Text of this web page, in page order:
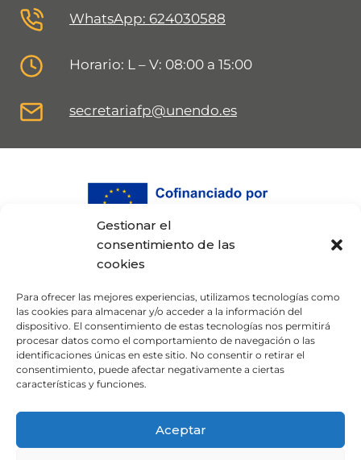
Gestionar el
consentimiento de las
cookies
Para ofrecer las mejores experiencias, utilizamos tecnologías como
las cookies para almacenar y/o acceder a la información del
dispositivo. El consentimiento de estas tecnologías nos permitirá
procesar datos como el comportamiento de navegación o las
identificaciones únicas en este sitio. No consentir o retirar el
consentimiento, puede afectar negativamente a ciertas
características y funciones.
Aceptar
WhatsApp: 624030588
Horario: L – V: 08:00 a 15:00
secretariafp@unendo.es
Proyecto cofinanciado por el Fondo Europeo
Pyme Innova· #EuropaSeSiente